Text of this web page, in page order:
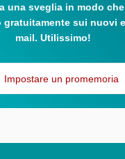
una sveglia in modo
gratuitamente sui nuovi
mail. Utilissimo!
Impostare un promemoria